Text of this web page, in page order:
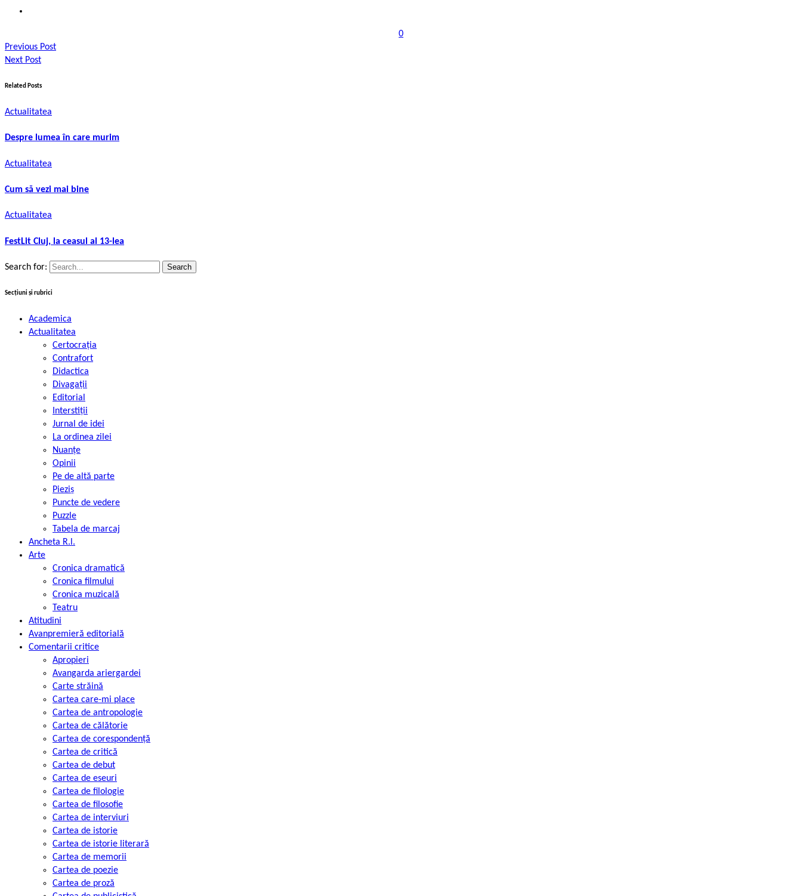
0
Previous Post
Next Post
Related Posts
Actualitatea
Despre lumea în care murim
Actualitatea
Cum să vezi mai bine
Actualitatea
FestLit Cluj, la ceasul al 13-lea
Search for:
Secțiuni și rubrici
Academica
Actualitatea
Certocrația
Contrafort
Didactica
Divagații
Editorial
Interstiții
Jurnal de idei
La ordinea zilei
Nuanțe
Opinii
Pe de altă parte
Pieziș
Puncte de vedere
Puzzle
Tabela de marcaj
Ancheta R.l.
Arte
Cronica dramatică
Cronica filmului
Cronica muzicală
Teatru
Atitudini
Avanpremieră editorială
Comentarii critice
Apropieri
Avangarda ariergardei
Carte străină
Cartea care-mi place
Cartea de antropologie
Cartea de călătorie
Cartea de corespondență
Cartea de critică
Cartea de debut
Cartea de eseuri
Cartea de filologie
Cartea de filosofie
Cartea de interviuri
Cartea de istorie
Cartea de istorie literară
Cartea de memorii
Cartea de poezie
Cartea de proză